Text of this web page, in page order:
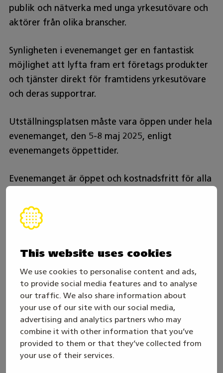
This website uses cookies
We use cookies to personalise content and ads,
to provide social media features and to analyse
our traffic. We also share information about
your use of our site with our social media,
advertising and analytics partners who may
combine it with other information that you’ve
provided to them or that they’ve collected from
your use of their services.
publik och nätverka med unga yrkesutövare och
aktörer från olika branscher.
Synligheten i evenemanget ger en fantastisk
möjlighet att lyfta fram ert företags produkter
och tjänster direkt för framtidens yrkesutövare
och deras supportrar.
Utställningsplatsen måste vara öppen under hela
evenemanget, den 5-8 maj 2025, enligt
evenemangets öppettider.
Evenemanget är öppet och kostnadsfritt för alla
synligheten under evenemanget är garanterad.
av utställarna med hänsyn till en ändamålsenlig
möjligt, utställarnas önskemål. Arrangören har
rätt att öka eller minska det bokade utrymmet.
Arrangören skickar utställaren den slutliga
golvplanen där platsens placering anges.
Arrangören förbehåller sig rätten att välja ut